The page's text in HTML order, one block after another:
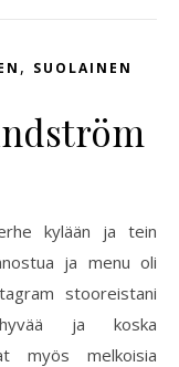
, SUOLAINEN
kylään ja tein
ja menu oli
stooreistani
ja koska
myös melkoisia